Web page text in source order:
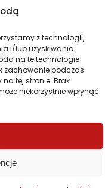
z technologii,
i/lub uzyskiwania
na te technologie
zachowanie podczas
tej stronie. Brak
niekorzystnie wpłynąć